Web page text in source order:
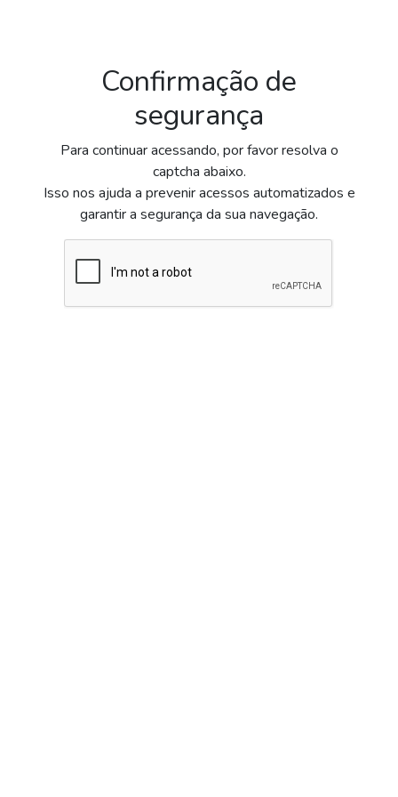
Confirmação de
segurança
Para continuar acessando, por favor resolva o
captcha abaixo.
Isso nos ajuda a prevenir acessos automatizados e
garantir a segurança da sua navegação.